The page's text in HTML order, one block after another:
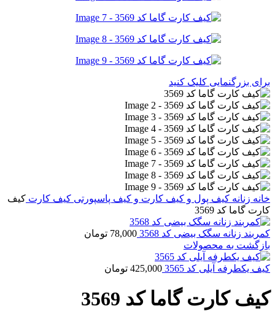
برای بزرگنمایی کلیک کنید
خانه زنانه کیف پول و کیف کارت و کیف پاسپورتی کیف کارت کیف
کارت گاما کد 3569
کمربند زنانه سگک بیضی کد 3568 78,000 تومان
بازگشت به محصولات
کیف یکطرفه آیلی کد 3565 425,000 تومان
کیف کارت گاما کد 3569